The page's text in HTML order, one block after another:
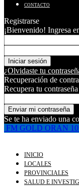
CONTACTO
Registrarse
¡Bienvenido! Ingresa
¿Olvidaste tu
Recuperación de
Recupera tu contraseña
Se te ha enviado una
FM GOLD ORAN
INICIO
LOCALES
PROVINCIALES
SALUD E